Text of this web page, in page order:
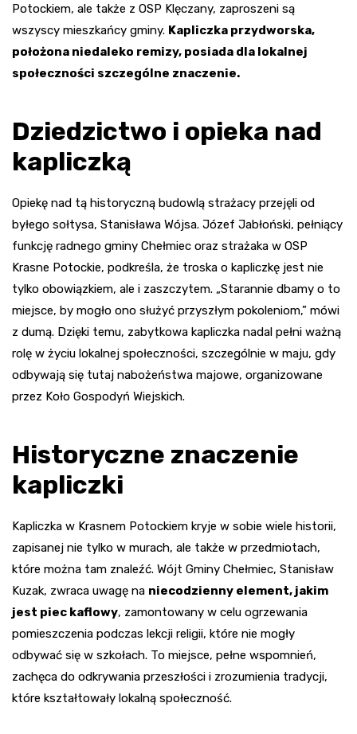
Potockiem, ale także z OSP Klęczany, zaproszeni są
wszyscy mieszkańcy gminy. Kapliczka przydworska,
położona niedaleko remizy, posiada dla lokalnej
społeczności szczególne znaczenie.
Dziedzictwo i opieka nad
kapliczką
Opiekę nad tą historyczną budowlą strażacy przejęli od
byłego sołtysa, Stanisława Wójsa. Józef Jabłoński, pełniący
funkcję radnego gminy Chełmiec oraz strażaka w OSP
Krasne Potockie, podkreśla, że troska o kapliczkę jest nie
tylko obowiązkiem, ale i zaszczytem. „Starannie dbamy o to
miejsce, by mogło ono służyć przyszłym pokoleniom,” mówi
z dumą. Dzięki temu, zabytkowa kapliczka nadal pełni ważną
rolę w życiu lokalnej społeczności, szczególnie w maju, gdy
odbywają się tutaj nabożeństwa majowe, organizowane
przez Koło Gospodyń Wiejskich.
Historyczne znaczenie
kapliczki
Kapliczka w Krasnem Potockiem kryje w sobie wiele historii,
zapisanej nie tylko w murach, ale także w przedmiotach,
które można tam znaleźć. Wójt Gminy Chełmiec, Stanisław
Kuzak, zwraca uwagę na niecodzienny element, jakim
jest piec kaflowy, zamontowany w celu ogrzewania
pomieszczenia podczas lekcji religii, które nie mogły
odbywać się w szkołach. To miejsce, pełne wspomnień,
zachęca do odkrywania przeszłości i zrozumienia tradycji,
które kształtowały lokalną społeczność.